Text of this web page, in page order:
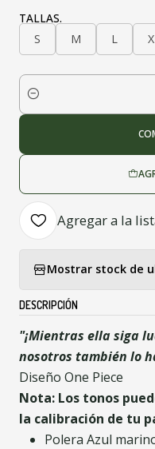
TALLAS.
S
M L
Cantidad
Agregar a la
Mostrar stock de
DESCRIPCIÓN
"¡Mientras ella siga
nosotros también lo
Diseño One Piece
Nota: Los tonos
la calibración de tu
Polera Azul